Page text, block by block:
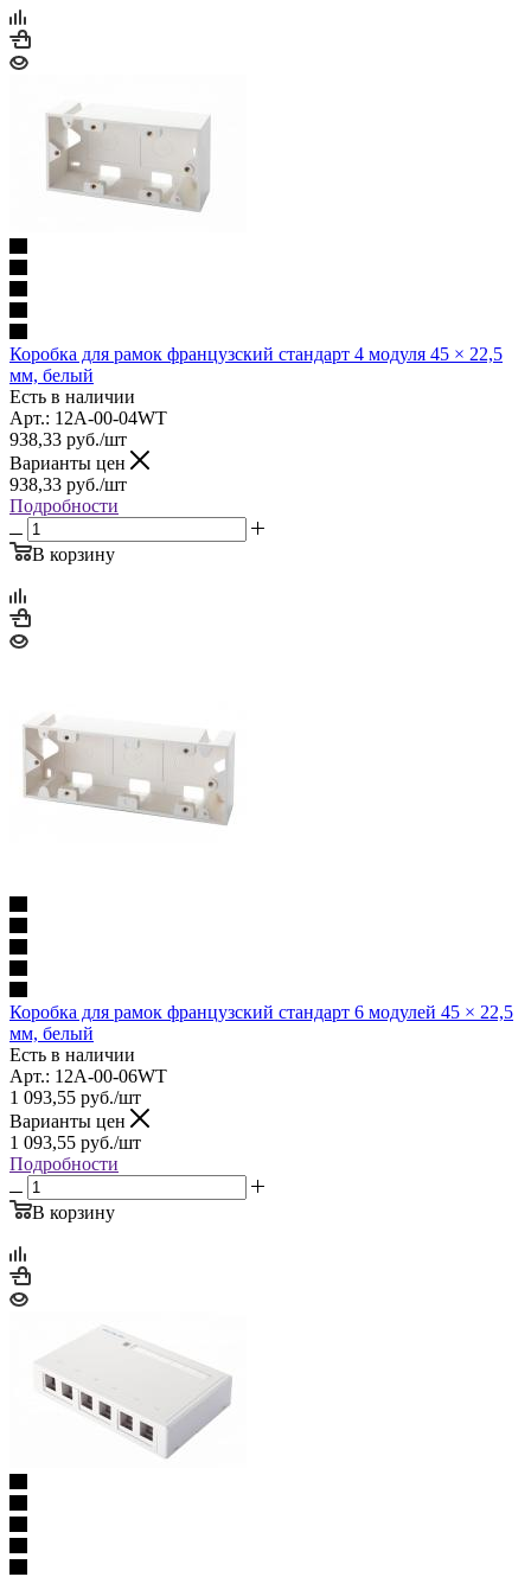
Коробка для рамок французский стандарт 4 модуля 45 × 22,5
мм, белый
Есть в наличии
Арт.: 12A-00-04WT
938,33 руб./шт
Варианты цен
938,33 руб./шт
Подробности
В корзину
Коробка для рамок французский стандарт 6 модулей 45 × 22,5
мм, белый
Есть в наличии
Арт.: 12A-00-06WT
1 093,55 руб./шт
Варианты цен
1 093,55 руб./шт
Подробности
В корзину